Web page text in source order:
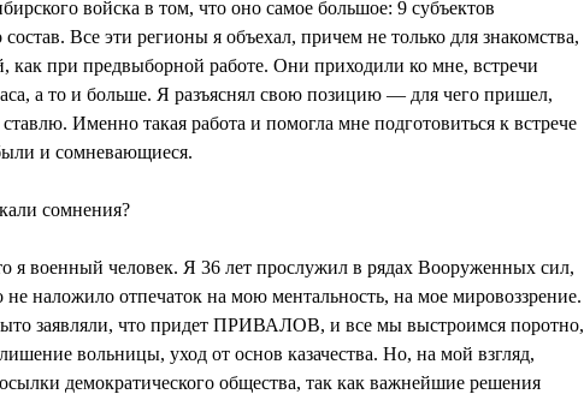
войска в том, что оно самое большое: 9 субъектов
Все эти регионы я объехал, причем не только для знакомства,
как при предвыборной работе. Они приходили ко мне, встречи
а то и больше. Я разъяснял свою позицию — для чего пришел,
Именно такая работа и помогла мне подготовиться к встрече
и сомневающиеся.
сомнения?
я военный человек. Я 36 лет прослужил в рядах Вооруженных сил,
не наложило отпечаток на мою ментальность, на мое мировоззрение.
заявляли, что придет ПРИВАЛОВ, и все мы выстроимся поротно,
вольницы, уход от основ казачества. Но, на мой взгляд,
демократического общества, так как важнейшие решения